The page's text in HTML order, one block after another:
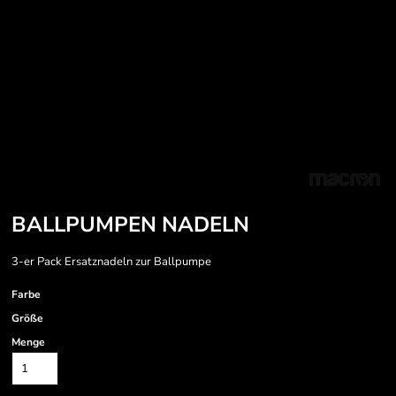
BALLPUMPEN NADELN
3-er Pack Ersatznadeln zur Ballpumpe
Farbe
Größe
Menge